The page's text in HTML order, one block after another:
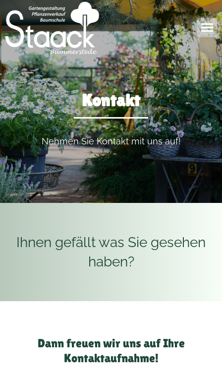
Kontakt
Nehmen Sie Kontakt mit uns auf!
Ihnen gefällt was Sie gesehen
haben?
Dann freuen wir uns auf Ihre
Kontaktaufnahme!